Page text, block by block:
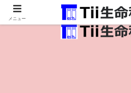
医療保健・生命・生物の情
メニュー